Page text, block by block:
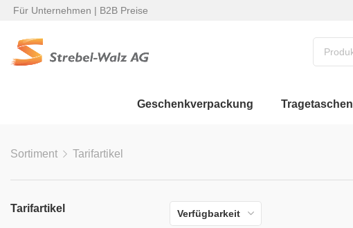
Für Unternehmen | B2B Preise
Geschenkverpackung Tragetaschen
Sortiment Tarifartikel
Tarifartikel Verfügbarkeit